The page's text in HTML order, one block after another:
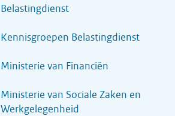
Belastingdienst
Kennisgroepen Belastingdienst
Ministerie van Financiën
Ministerie van Sociale Zaken en
Werkgelegenheid